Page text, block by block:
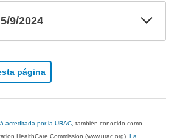
9/2024
página
acreditada por la URAC , también conocido como
HealthCare Commission (www.urac.org).La